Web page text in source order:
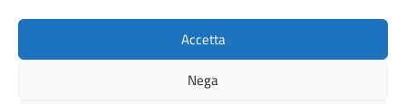
Accetta
Nega
Instagram